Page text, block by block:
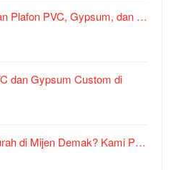
Plafon PVC, Gypsum, dan …
dan Gypsum Custom di
di Mijen Demak? Kami P…